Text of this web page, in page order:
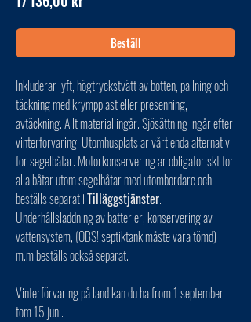
Beställ
Inkluderar lyft, högtryckstvätt av botten, pallning och
täckning med krympplast eller presenning,
avtäckning. Allt material ingår. Sjösättning ingår efter
vinterförvaring. Utomhusplats är vårt enda alternativ
för segelbåtar. Motorkonservering är obligatoriskt för
alla båtar utom segelbåtar med utombordare och
beställs separat iTilläggstjänster.
Underhållsladdning av batterier, konservering av
vattensystem, (OBS! septiktank måste vara tömd)
m.m beställs också separat.
Vinterförvaring på land kan du ha from 1 september
tom 15 juni.